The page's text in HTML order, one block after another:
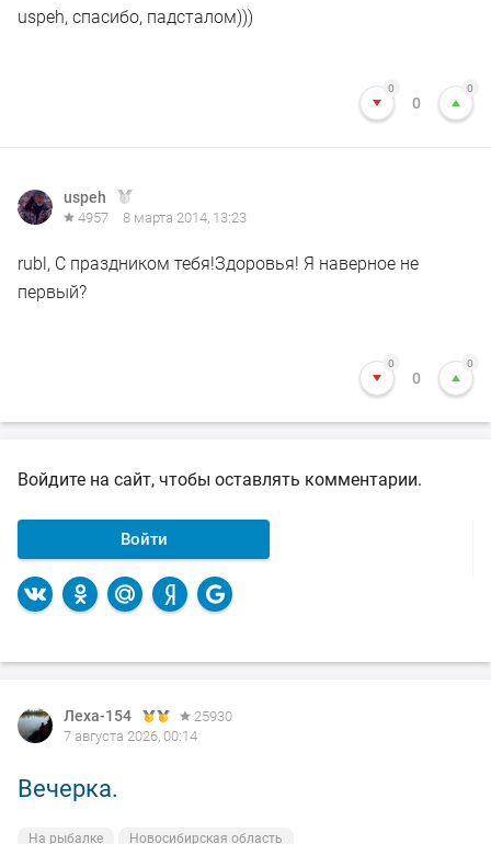
uspeh, спасибо, падсталом)))
0
0
0
uspeh
4957 8 марта 2014, 13:23
rubl, С праздником тебя!Здоровья! Я наверное не
первый?
0
0
0
Войдите на сайт, чтобы оставлять комментарии.
Войти
Леха-154
25930
7 августа 2026, 00:14
Вечерка.
На рыбалке Новосибирская область
Леха-154
25930
4 августа 2026, 12:52
Собака утку нашел, за косоглазыми